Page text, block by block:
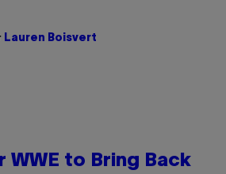
Lauren Boisvert
WWE to Bring Back